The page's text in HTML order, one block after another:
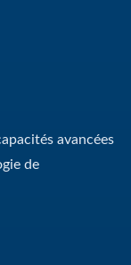
avancées
de